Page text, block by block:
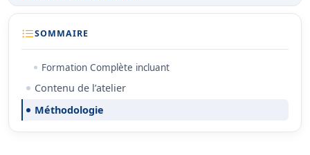
SOMMAIRE
Formation Complète incluant
Contenu de l’atelier
Méthodologie